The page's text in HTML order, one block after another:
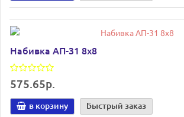
Набивка АП-31 8х8
575.65р.
в корзину Быстрый заказ